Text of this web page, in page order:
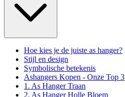
Hoe kies je de juiste as hanger?
Stijl en design
Symbolische betekenis
Ashangers Kopen - Onze Top 3
1. As Hanger Traan
2. As Hanger Holle Bloem